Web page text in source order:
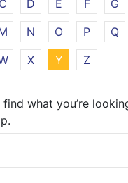
C D E F G
N O P Q
X Y Z
find what you’re